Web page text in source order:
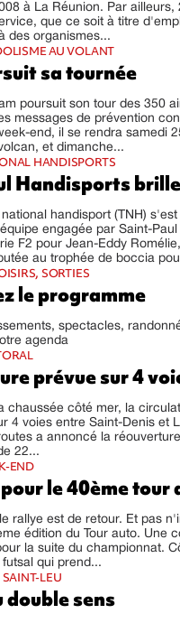
à La Réunion. Par ailleurs,
que ce soit à titre
des organismes...
AU VOLANT
sa tournée
poursuit son tour des 350
messages de prévention
end, il se rendra samedi
et dimanche...
HANDISPORTS
Handisports
national handisport (TNH)
engagée par Saint-
F2 pour Jean-Eddy
au trophée de boccia
SORTIES
le programme
spectacles,
agenda
prévue sur 4
chaussée côté mer, la
4 voies entre Saint-Denis et
a annoncé la
22...
END
le 40ème tour
rallye est de retour. Et pas
édition du Tour auto. Une
la suite du championnat.
qui prend...
LEU
double sens